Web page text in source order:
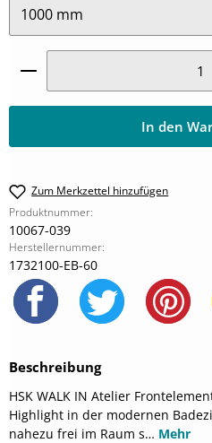
Produkt Anzahl: Gib den
In den
Zum Merkzettel hinzufügen
Produktnummer:
10067-039
Herstellernummer:
1732100-EB-60
Beschreibung
HSK WALK IN Atelier
Highlight in der modernen
nahezu frei im Raum s… Mehr